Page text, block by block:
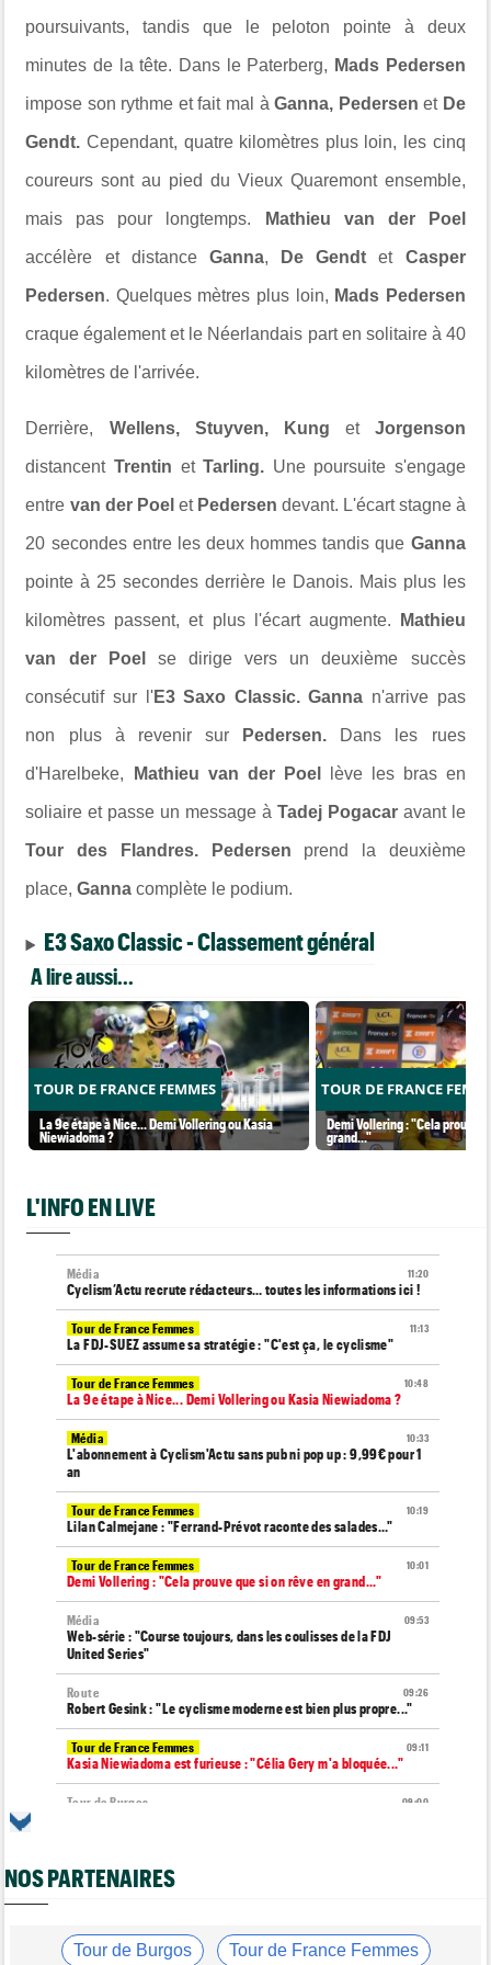
poursuivants, tandis que le peloton pointe à deux
minutes de la tête. Dans le Paterberg, Mads Pedersen
impose son rythme et fait mal à Ganna, Pedersen et De
Gendt.Cependant, quatre kilomètres plus loin, les cinq
coureurs sont au pied du Vieux Quaremont ensemble,
mais pas pour longtemps. Mathieu van der Poel
accélère et distance Ganna, De Gendt et Casper
Pedersen. Quelques mètres plus loin, Mads Pedersen
craque également et le Néerlandais part en solitaire à 40
kilomètres de l'arrivée.
Derrière, Wellens, Stuyven, Kung et Jorgenson
distancent Trentin etTarling. Une poursuite s'engage
entre van der Poel et Pedersen devant. L'écart stagne à
20 secondes entre les deux hommes tandis que Ganna
pointe à 25 secondes derrière le Danois. Mais plus les
kilomètres passent, et plus l'écart augmente. Mathieu
van der Poel se dirige vers un deuxième succès
consécutif sur l'E3 Saxo Classic. Ganna n'arrive pas
non plus à revenir sur Pedersen. Dans les rues
d'Harelbeke, Mathieu van der Poel lève les bras en
soliaire et passe un message à Tadej Pogacar avant le
Tour des Flandres. Pedersen prend la deuxième
place,Ganna complète le podium.
E3 Saxo Classic - Classement général
A lire aussi...
TOUR DE FRANCE FEMMES
La 9e étape à Nice... Demi Vollering ou Kasia
Niewiadoma ?
TOUR DE FRANCE
Demi Vollering : "Cela prouve
grand..."
L'INFO EN LIVE
11:20
Média
Cyclism’Actu recrute rédacteurs… toutes les informations ici !
11:13
Tour de France Femmes
La FDJ-SUEZ assume sa stratégie : "C'est ça, le cyclisme"
10:48
Tour de France Femmes
La 9e étape à Nice... Demi Vollering ou Kasia Niewiadoma ?
10:33
Média
L'abonnement à Cyclism'Actu sans pub ni pop up : 9,99€ pour 1
an
10:19
Tour de France Femmes
Lilan Calmejane : "Ferrand-Prévot raconte des salades…"
10:01
Tour de France Femmes
Demi Vollering : "Cela prouve que si on rêve en grand..."
09:53
Média
Web-série : "Course toujours, dans les coulisses de la FDJ
United Series"
09:26
Route
Robert Gesink : "Le cyclisme moderne est bien plus propre..."
09:11
Tour de France Femmes
Kasia Niewiadoma est furieuse : "Célia Gery m'a bloquée..."
09:00
Tour de Burgos
Les vidéos de cyclisme sont sur Dailymotion : Cyclism'Actu TV
voiture !
NOS PARTENAIRES
Tour de Burgos Tour de France Femmes